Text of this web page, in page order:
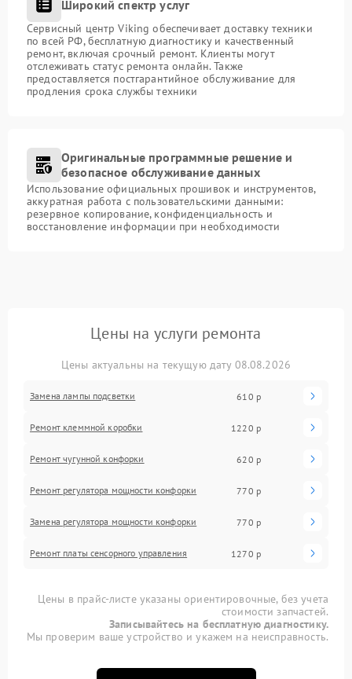
Широкий спектр услуг
Сервисный центр Viking обеспечивает доставку техники
по всей РФ, бесплатную диагностику и качественный
ремонт, включая срочный ремонт. Клиенты могут
отслеживать статус ремонта онлайн. Также
предоставляется постгарантийное обслуживание для
продления срока службы техники
Оригинальные программные решение и
безопасное обслуживание данных
Использование официальных прошивок и инструментов,
аккуратная работа с пользовательскими данными:
резервное копирование, конфиденциальность и
восстановление информации при необходимости
Цены на услуги ремонта
Цены актуальны на текущую дату 08.08.2026
Замена лампы подсветки 610 р
Ремонт клеммной коробки 1220 р
Ремонт чугунной конфорки 620 р
Ремонт регулятора мощности конфорки 770 р
Замена регулятора мощности конфорки 770 р
Ремонт платы сенсорного управления 1270 р
Цены в прайс-листе указаны ориентировочные, без учета
стоимости запчастей.
Записывайтесь на бесплатную диагностику.
Мы проверим ваше устройство и укажем на неисправность.